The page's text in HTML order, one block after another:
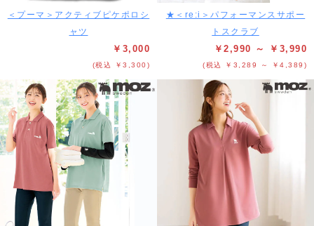
＜プーマ＞アクティブピケポロシ
ャツ
￥3,000
(税込 ￥3,300)
★＜re:i＞パフォーマンスサポー
トスクラブ
￥2,990 ～ ￥3,990
(税込 ￥3,289 ～ ￥4,389)